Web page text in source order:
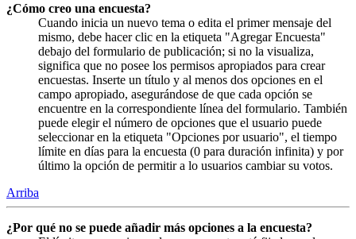
¿Cómo creo una encuesta?
Cuando inicia un nuevo tema o edita el primer mensaje del
mismo, debe hacer clic en la etiqueta "Agregar Encuesta"
debajo del formulario de publicación; si no la visualiza,
significa que no posee los permisos apropiados para crear
encuestas. Inserte un título y al menos dos opciones en el
campo apropiado, asegurándose de que cada opción se
encuentre en la correspondiente línea del formulario. También
puede elegir el número de opciones que el usuario puede
seleccionar en la etiqueta "Opciones por usuario", el tiempo
límite en días para la encuesta (0 para duración infinita) y por
último la opción de permitir a lo usuarios cambiar su votos.
Arriba
¿Por qué no se puede añadir más opciones a la encuesta?